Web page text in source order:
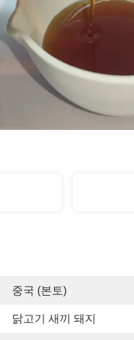
중국 (본토)
닭고기 새끼 돼지